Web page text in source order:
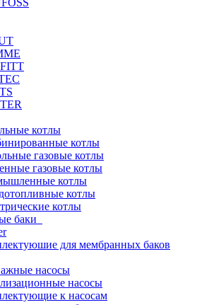
котлы
котлы
газовые котлы
газовые котлы
котлы
котлы
котлы
баки
для мембранных баков
насосы
насосы
к насосам